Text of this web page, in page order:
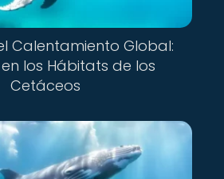
Calentamiento Global:
los Hábitats de los
Cetáceos